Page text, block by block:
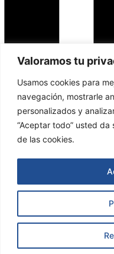
Valoramos tu
Usamos cookies para
navegación, mostrarle
personalizados y
“Aceptar todo” usted
de las cookies.
Asesoría Valladares &
Página Web